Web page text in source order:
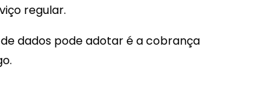
regular.
dados pode adotar é a cobrança